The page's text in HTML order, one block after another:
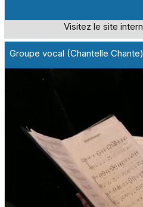
Groupe vocal (Chantelle Chante)